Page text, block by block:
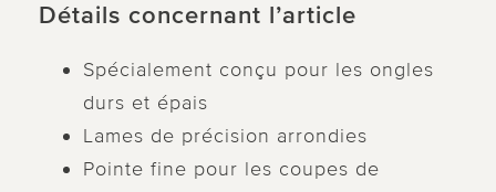
Détails concernant l’article
Spécialement conçu pour les ongles
durs et épais
Lames de précision arrondies
Pointe fine pour les coupes de